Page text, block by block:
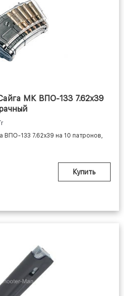
МК ВПО-133 7.62x39
ВПО-133 7.62x39 на 10 патронов,
Купить